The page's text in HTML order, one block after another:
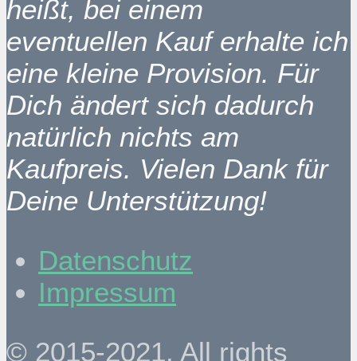
heißt, bei einem
eventuellen Kauf erhalte ich
eine kleine Provision. Für
Dich ändert sich dadurch
natürlich nichts am
Kaufpreis. Vielen Dank für
Deine Unterstützung!
Datenschutz
Impressum
© 2015-2021. All rights